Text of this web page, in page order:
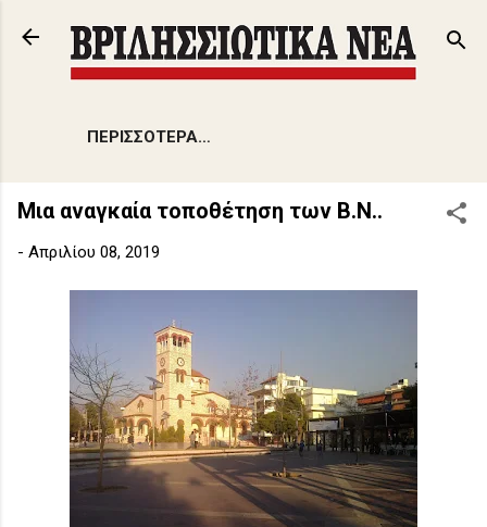
Μετάβαση στο κύριο περιεχόμενο
ΠΕΡΙΣΣΌΤΕΡΑ…
Μια αναγκαία τοποθέτηση των Β.Ν..
- Απριλίου 08, 2019